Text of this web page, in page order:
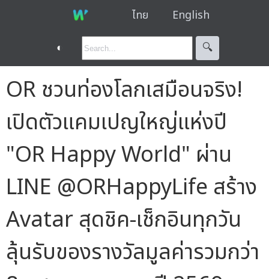
ไทย English
◐ 🔍︎
OR ชวนท่องโลกเสมือนจริง!
เปิดตัวแคมเปญใหญ่แห่งปี
"OR Happy World" ผ่าน
LINE @ORHappyLife สร้าง
Avatar สุดชิค-เช็กอินทุกวัน
ลุ้นรับของรางวัลมูลค่ารวมกว่า